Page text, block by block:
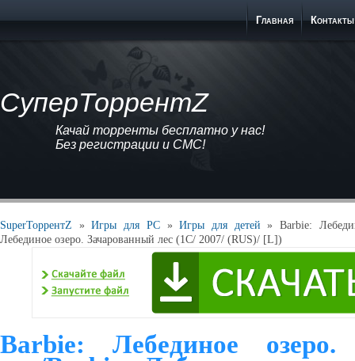
СуперТоррентZ
Качай торренты бесплатно у нас!
Без регистрации и СМС!
Главная Контакты
SuperТоррентZ »Игры для PC»Игры для детей » Barbie:
Лебединое озеро. Зачарованный лес (1С/ 2007/ (RUS)/ [L])
Barbie: Лебединое озеро.